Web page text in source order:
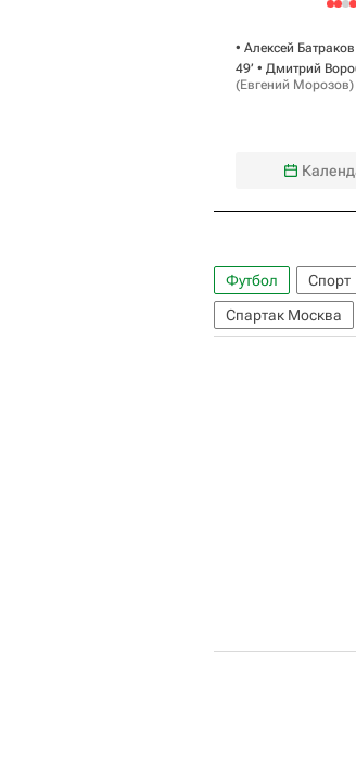
• Алексей Батраков
49‎’‎ • Дмитрий
(Евгений Морозов)
Футбол Спорт
Спартак Москва